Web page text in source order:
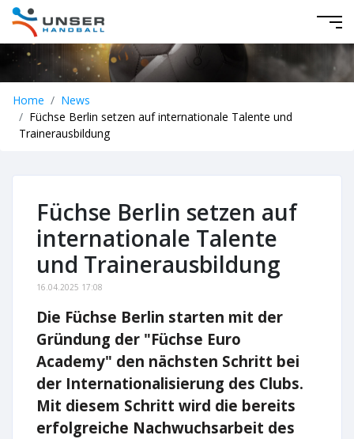
Home
News
Füchse Berlin setzen auf internationale Talente und
Trainerausbildung
Füchse Berlin setzen auf
internationale Talente
und Trainerausbildung
16.04.2025 17:08
Die Füchse Berlin starten mit der
Gründung der "Füchse Euro
Academy" den nächsten Schritt bei
der Internationalisierung des Clubs.
Mit diesem Schritt wird die bereits
erfolgreiche Nachwuchsarbeit des